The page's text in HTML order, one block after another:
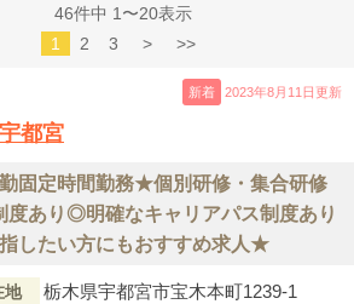
46件中 1〜20表示
1
2 3 > >>
新着 2023年8月11日更新
都宮
勤固定時間勤務★個別研修・集合研修
度あり◎明確なキャリアパス制度あり
したい方にもおすすめ求人★
地 栃木県宇都宮市宝木本町1239-1